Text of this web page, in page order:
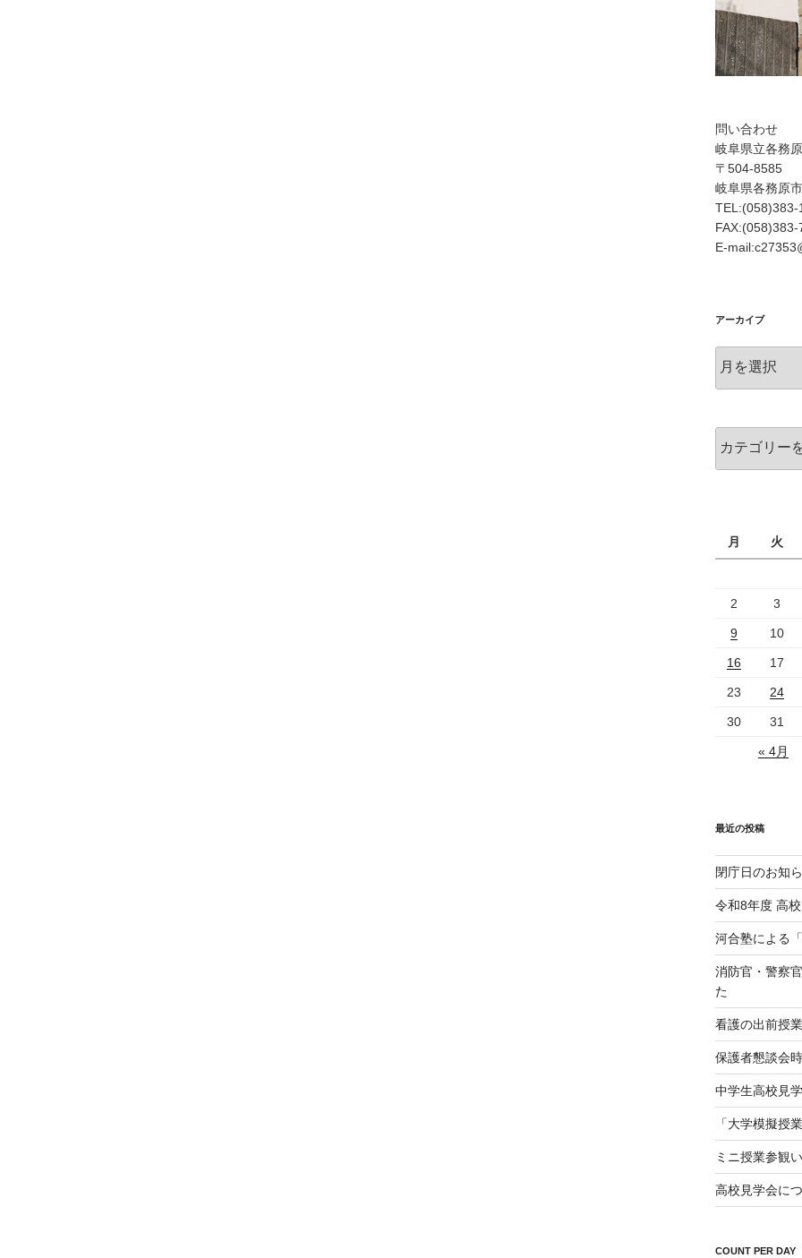
問い合わせ
岐阜県立各務
〒504-8585
岐阜県各務原
TEL:(058)383-
FAX:(058)383-
E-
アーカイブ
ー
テ
月
火
2 3
9 10
16 17
23 24
30 31
« 4月
最近の投稿
閉庁日のお知
令和8年度 高
河合塾による
消防官・警察
た
看護の出前授
保護者懇談会
中学生高校見
「大学模擬授
ミニ授業参観
高校見学会に
COUNT PER DAY